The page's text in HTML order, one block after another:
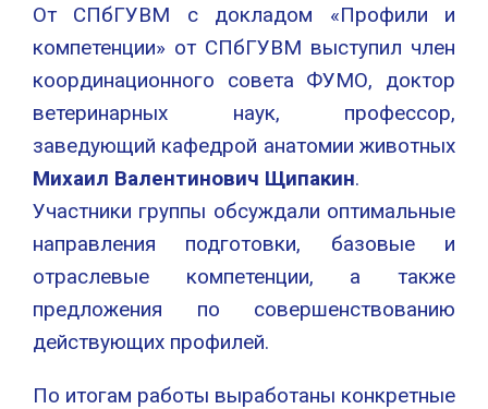
От СПбГУВМ с докладом «Профили и
компетенции» от СПбГУВМ выступил член
координационного совета ФУМО, доктор
ветеринарных наук, профессор,
заведующий кафедрой анатомии животных
Михаил Валентинович Щипакин.
Участники группы обсуждали оптимальные
направления подготовки, базовые и
отраслевые компетенции, а также
предложения по совершенствованию
действующих профилей.
По итогам работы выработаны конкретные